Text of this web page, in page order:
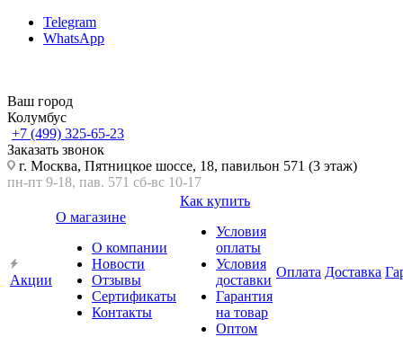
Telegram
WhatsApp
Ваш город
Колумбус
+7 (499) 325-65-23
Заказать звонок
г. Москва, Пятницкое шоссе, 18, павильон 571 (3 этаж)
пн-пт 9-18, пав. 571 сб-вс 10-17
Акции
О магазине
О компании
Новости
Отзывы
Сертификаты
Контакты
Как купить
Условия
оплаты
Условия
доставки
Гарантия
на товар
Оптом
Оплата Доставка